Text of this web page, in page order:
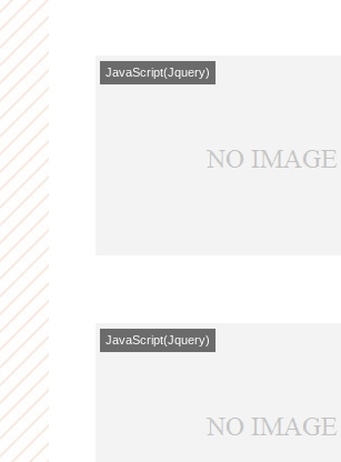
JavaScript(Jquery)
JavaScript(Jquery)